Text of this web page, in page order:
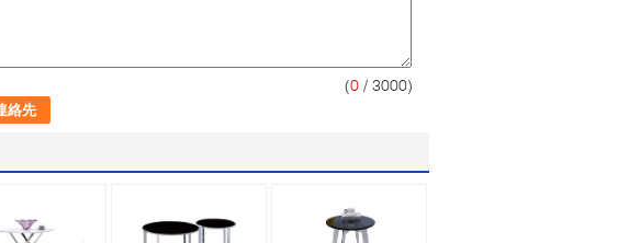
(0 / 3000)